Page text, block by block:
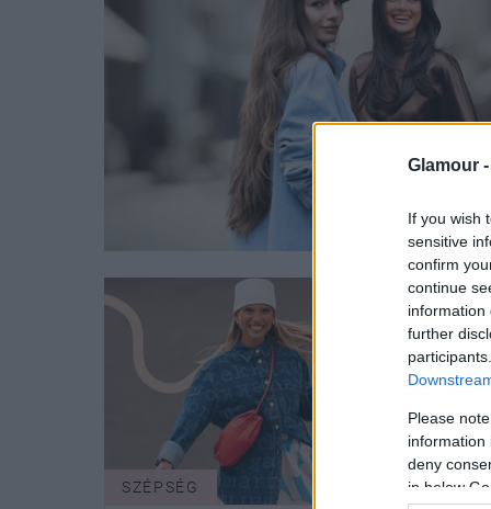
Glamour -
If you wish
sensitive
confirm
continue
information
further
Please
information
deny
in below
SZÉPSÉG